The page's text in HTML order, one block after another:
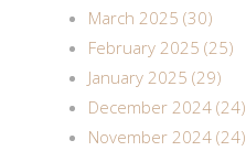
March 2025 (30)
February 2025 (25)
January 2025 (29)
December 2024 (24)
November 2024 (24)